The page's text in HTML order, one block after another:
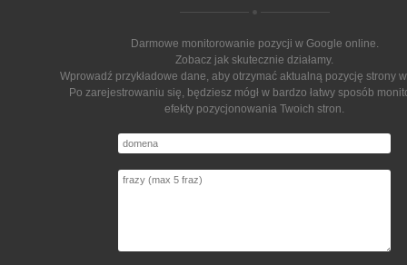
Darmowe monitorowanie pozycji w Google online.
Zobacz jak skutecznie działamy.
Wprowadź przykładowe dane, aby otrzymać aktualną pozycję strony
Po zarejestrowaniu się, będziesz mógł w bardzo łatwy sposób
efekty pozycjonowania Twoich stron.